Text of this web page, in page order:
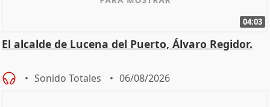
04:03
El alcalde de Lucena del Puerto, Álvaro Regidor.
Sonido Totales 06/08/2026